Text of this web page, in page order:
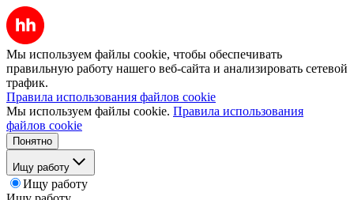
Мы используем файлы cookie, чтобы обеспечивать
правильную работу нашего веб-сайта и анализировать сетевой
трафик.
Правила использования файлов cookie
Мы используем файлы cookie. Правила использования
файлов cookie
Понятно
Ищу работу
Ищу работу